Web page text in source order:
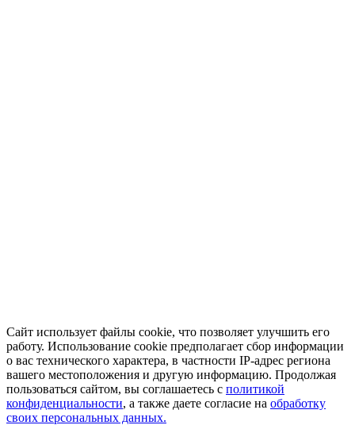
Сайт использует файлы cookie, что позволяет улучшить его
работу. Использование cookie предполагает сбор информации
о вас технического характера, в частности IP-адрес региона
вашего местоположения и другую информацию. Продолжая
пользоваться сайтом, вы соглашаетесь с политикой
конфиденциальности, а также даете согласие на обработку
своих персональных данных.